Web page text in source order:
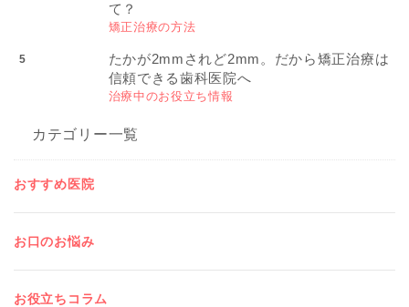
て？
矯正治療の方法
たかが2mmされど2mm。だから矯正治療は
信頼できる歯科医院へ
治療中のお役立ち情報
カテゴリー一覧
おすすめ医院
お口のお悩み
お役立ちコラム